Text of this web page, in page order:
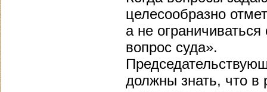
целесообразно
а не
вопрос суда».
должны знать, что в